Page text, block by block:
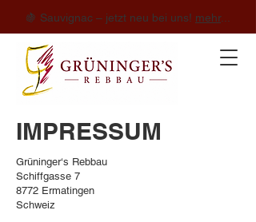
🍇 Sauvignac – jetzt neu bei uns! mehr...
IMPRESSUM
Grüninger‘s Rebbau
Schiffgasse 7
8772 Ermatingen
Schweiz